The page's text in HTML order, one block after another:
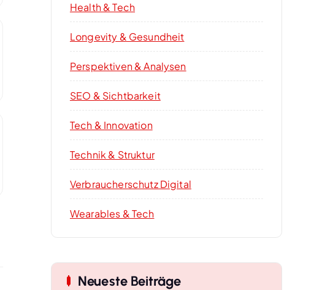
Health & Tech
Longevity & Gesundheit
Perspektiven & Analysen
SEO & Sichtbarkeit
Tech & Innovation
Technik & Struktur
Verbraucherschutz Digital
Wearables & Tech
Neueste Beiträge